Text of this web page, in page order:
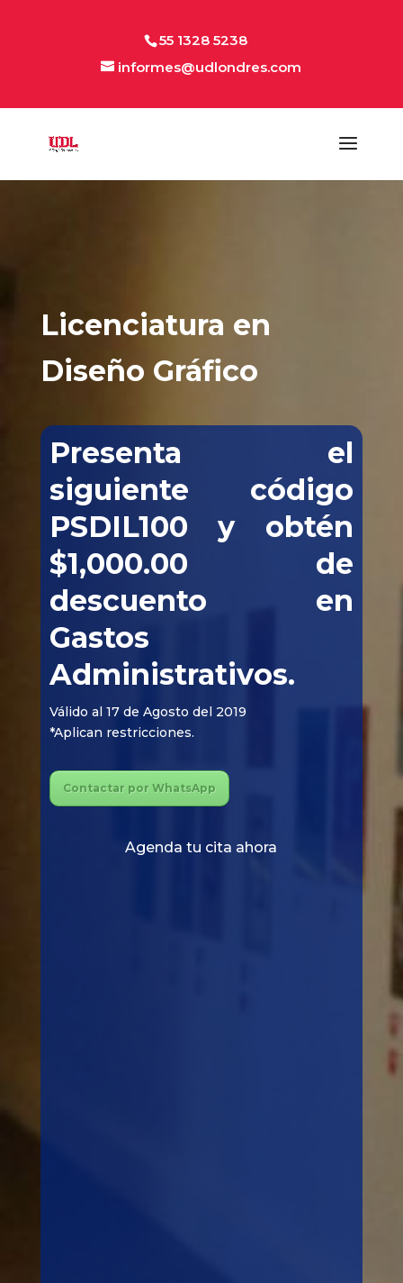
55 1328 5238
informes@udlondres.com
Licenciatura en
Diseño Gráfico
Presenta el
siguiente código
PSDIL100 y obtén
$1,000.00 de
descuento en
Gastos
Administrativos.
Válido al 17 de Agosto del 2019
*Aplican restricciones.
Contactar por WhatsApp
Agenda tu cita ahora